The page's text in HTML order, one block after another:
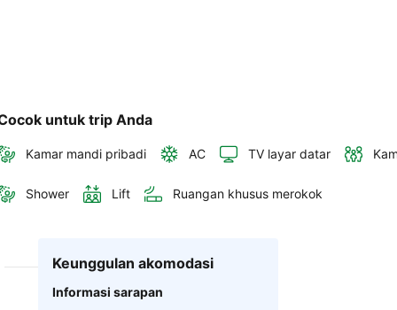
untuk trip Anda
Kamar mandi pribadi AC TV layar datar
Shower Lift Ruangan khusus merokok
Keunggulan akomodasi
Informasi sarapan